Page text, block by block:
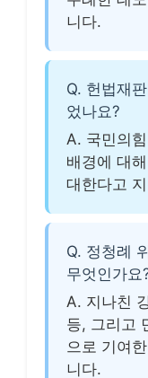
니다.
Q. 헌법재
었나요?
A. 국민의
배경에 대
대한다고
Q. 정청례
무엇인가요
A. 지나친
등, 그리고
으로 기여
니다.